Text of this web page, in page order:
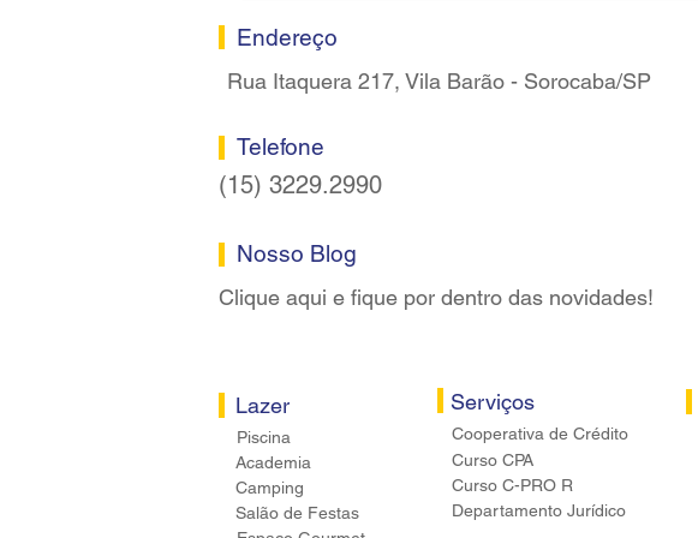
Endereço
Rua Itaquera 217, Vila Barão - Sorocaba/SP
Telefone
(15) 3229.2990
Nosso Blog
Clique aqui e fique por dentro das novidades!
Lazer
Piscina
Academia
Camping
Salão de Festas
Serviços
Cooperativa de Crédito
Curso CPA
Curso C-PRO R
Departamento Jurídico